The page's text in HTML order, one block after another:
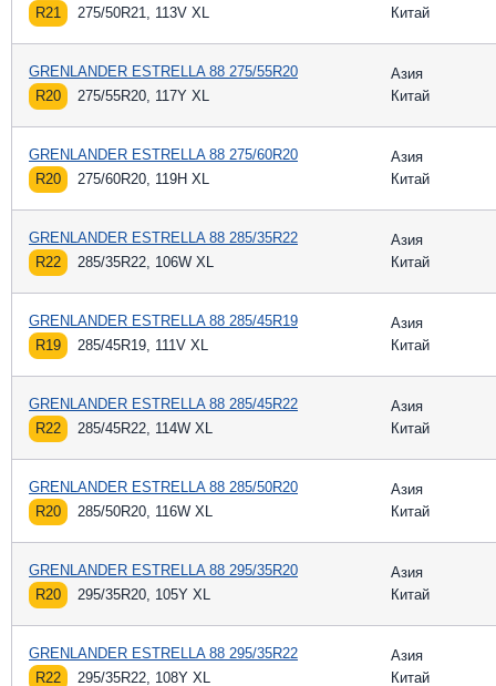
R21
275/50R21, 113V XL
Китай
GRENLANDER ESTRELLA 88 275/55R20
R20
275/55R20, 117Y XL
Азия
Китай
GRENLANDER ESTRELLA 88 275/60R20
R20
275/60R20, 119H XL
Азия
Китай
GRENLANDER ESTRELLA 88 285/35R22
R22
285/35R22, 106W XL
Азия
Китай
GRENLANDER ESTRELLA 88 285/45R19
R19
285/45R19, 111V XL
Азия
Китай
GRENLANDER ESTRELLA 88 285/45R22
R22
285/45R22, 114W XL
Азия
Китай
GRENLANDER ESTRELLA 88 285/50R20
R20
285/50R20, 116W XL
Азия
Китай
GRENLANDER ESTRELLA 88 295/35R20
R20
295/35R20, 105Y XL
Азия
Китай
GRENLANDER ESTRELLA 88 295/35R22
R22
295/35R22, 108Y XL
Азия
Китай